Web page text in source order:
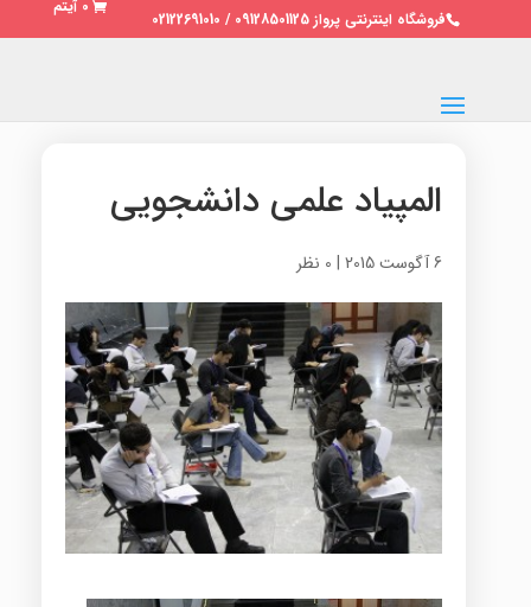
فروشگاه اینترنتی پرواز 09128501125 / 02122691010
0 آیتم
المپیاد علمی دانشجویی
6 آگوست 2015 | 0 نظر